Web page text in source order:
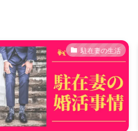
駐在妻の生活